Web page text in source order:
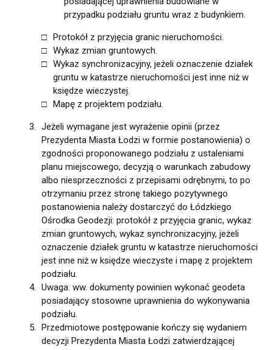
przypadku podziału gruntu wraz z budynkiem.
Protokół z przyjęcia granic nieruchomości.
Wykaz zmian gruntowych.
Wykaz synchronizacyjny, jeżeli oznaczenie działek
gruntu w katastrze nieruchomości jest inne niż w
księdze wieczystej.
Mapę z projektem podziału.
Jeżeli wymagane jest wyrażenie opinii (przez
Prezydenta Miasta Łodzi w formie postanowienia) o
zgodności proponowanego podziału z ustaleniami
planu miejscowego, decyzją o warunkach zabudowy
albo niesprzeczności z przepisami odrębnymi, to po
otrzymaniu przez stronę takiego pozytywnego
postanowienia należy dostarczyć do Łódzkiego
Ośrodka Geodezji: protokół z przyjęcia granic, wykaz
zmian gruntowych, wykaz synchronizacyjny, jeżeli
oznaczenie działek gruntu w katastrze nieruchomości
jest inne niż w księdze wieczyste i mapę z projektem
podziału.
Uwaga: ww. dokumenty powinien wykonać geodeta
posiadający stosowne uprawnienia do wykonywania
podziału.
Przedmiotowe postępowanie kończy się wydaniem
decyzji Prezydenta Miasta Łodzi zatwierdzającej